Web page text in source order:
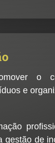
o
e
gestão de